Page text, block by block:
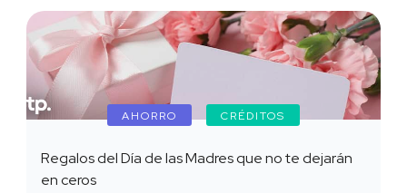
AHORRO CRÉDITOS
Regalos del Día de las Madres que no te dejarán
en ceros